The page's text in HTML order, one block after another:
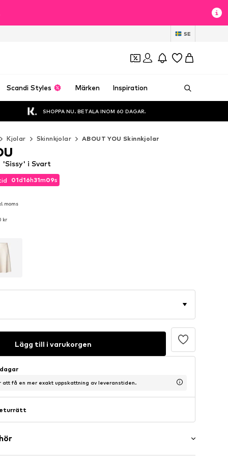
SE
Scandi Styles Märken Inspiration
SHOPPA NU. BETALA INOM 60 DAGAR.
Kjolar Skinnkjolar ABOUT YOU Skinnkjolar
01d16h31m08s
moms
kr
01d16h31m08s
'Sissy' i Svart
Lägg till i varukorgen
att få en mer exakt uppskattning av leveranstiden.